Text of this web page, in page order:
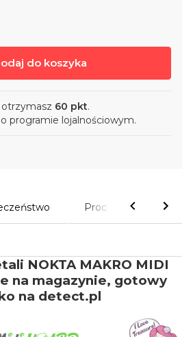
do koszyka
60 pkt.
programie lojalnościowym.
Produkty powiązane
NOKTA MAKRO MIDI
na magazynie, gotowy
na detect.pl